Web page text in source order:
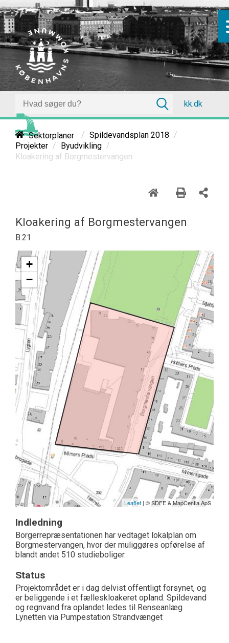
kk.dk
Sektorplaner / Spildevandsplan 2018 /
Projekter / Byudvikling /
Kloakering af Borgmestervangen
Kloakering af Borgmestervangen
B.21
+
−
Leaflet | © SDFE & MapCentia ApS
Indledning
Borgerrepræsentationen har vedtaget lokalplan om
Borgmestervangen, hvor der muliggøres opførelse af
blandt andet 510 studieboliger.
Status
Projektområdet er i dag delvist offentligt forsynet, og
er beliggende i et fælleskloakeret opland. Spildevand
og regnvand fra oplandet ledes til Renseanlæg
Lynetten via Pumpestation Strandvænget